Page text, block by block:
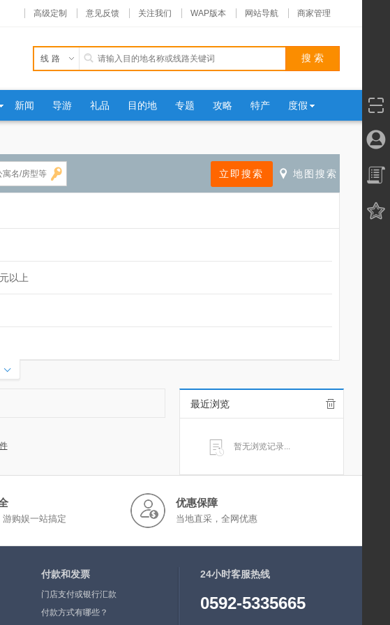
高级定制 意见反馈 关注我们 WAP版本 网站导航 商家管理
线路
新闻 导游 礼品 目的地 专题 攻略 特产 度假
以上
最近浏览
暂无浏览记录...
游购娱一站搞定
优惠保障
当地直采，全网优惠
付款和发票
门店支付或银行汇款
付款方式有哪些？
24小时客服热线
0592-5335665